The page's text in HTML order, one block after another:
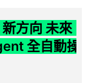
方向 未來
全自動操